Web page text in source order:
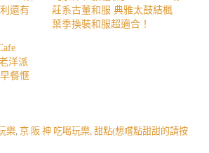
還有
莊系古董和服 典雅太鼓結楓
葉季換裝和服超適合！
洋派
餐愜
樂, 京.阪.神 吃喝玩樂, 甜點(想嚐點甜甜的請按